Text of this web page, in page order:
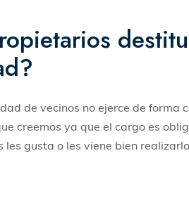
de vecinos no ejerce de forma
creemos ya que el cargo es
gusta o les viene bien